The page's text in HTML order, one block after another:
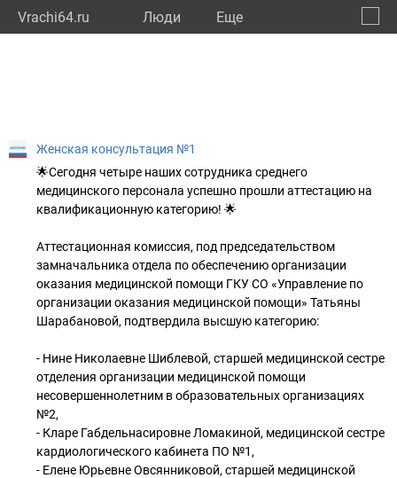
Vrachi64.ru Люди Eще
Женская консультация №1
🌟Сегодня четыре наших сотрудника среднего
медицинского персонала успешно прошли аттестацию на
квалификационную категорию! 🌟
Аттестационная комиссия, под председательством
замначальника отдела по обеспечению организации
оказания медицинской помощи ГКУ СО «Управление по
организации оказания медицинской помощи» Татьяны
Шарабановой, подтвердила высшую категорию:
- Нине Николаевне Шиблевой, старшей медицинской сестре
отделения организации медицинской помощи
несовершеннолетним в образовательных организациях
№2,
- Кларе Габдельнасировне Ломакиной, медицинской сестре
кардиологического кабинета ПО №1,
- Елене Юрьевне Овсянниковой, старшей медицинской